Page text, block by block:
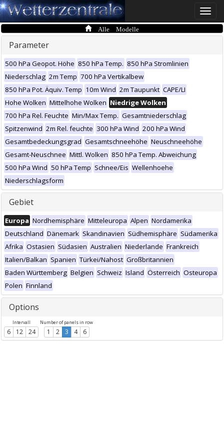
Toggle
Alle Modelle
Parameter
500 hPa Geopot. Höhe 850 hPa Temp. 850 hPa Stromlinien
Niederschlag 2m Temp 700 hPa Vertikalbew
850 hPa Pot. Äquiv. Temp 10m Wind 2m Taupunkt CAPE/LI
Hohe Wolken Mittelhohe Wolken Niedrige Wolken
700 hPa Rel. Feuchte Min/Max Temp. Gesamtniederschlag
Spitzenwind 2m Rel. feuchte 300 hPa Wind 200 hPa Wind
Gesamtbedeckungsgrad Gesamtschneehöhe Neuschneehöhe
Gesamt-Neuschnee Mittl. Wolken 850 hPa Temp. Abweichung
500 hPa Wind 50 hPa Temp Schnee/Eis Wellenhoehe
Niederschlagsform
Gebiet
Europa Nordhemisphäre Mitteleuropa Alpen Nordamerika
Deutschland Dänemark Skandinavien Südhemisphäre Südamerika
Afrika Ostasien Südasien Australien Niederlande Frankreich
Italien/Balkan Spanien Türkei/Nahost Großbritannien
Baden Württemberg Belgien Schweiz Island Österreich Osteuropa
Polen Finnland
Options
Intervall
6 12 24
Number of panels in row
1 2 3 4 6